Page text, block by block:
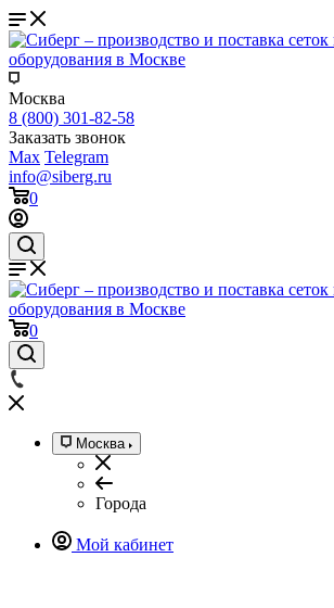
Москва
8 (800) 301-82-58
Заказать звонок
Max Telegram
info@siberg.ru
0
0
Москва
Города
Мой кабинет